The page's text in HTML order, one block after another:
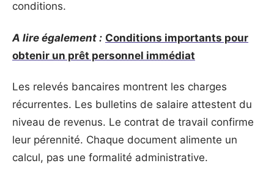
conditions.
A lire également : Conditions importants pour
obtenir un prêt personnel immédiat
Les relevés bancaires montrent les charges
récurrentes. Les bulletins de salaire attestent du
niveau de revenus. Le contrat de travail confirme
leur pérennité. Chaque document alimente un
calcul, pas une formalité administrative.